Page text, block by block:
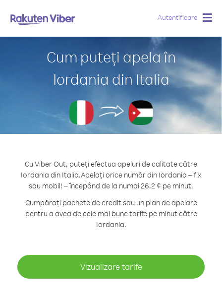
Autentificare
Cum puteți apela în
Iordania din Italia
Cu Viber Out, puteți efectua apeluri de calitate către
Iordania din Italia.Apelați orice număr din Iordania – fix
sau mobil! – începând de la numai 26.2 ¢ pe minut.
Cumpărați pachete de credit sau un plan de apelare
pentru a avea de cele mai bune tarife pe minut către
Iordania.
Vizualizare tarife